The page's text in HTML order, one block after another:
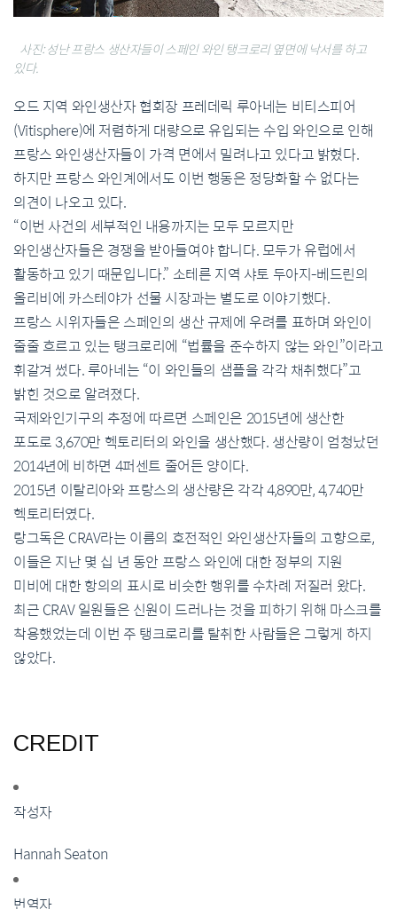
사진: 성난 프랑스 생산자들이 스페인 와인 탱크로리 옆면에 낙서를 하고
있다.
오드 지역 와인생산자 협회장 프레데릭 루아네는 비티스피어
(Vitisphere)에 저렴하게 대량으로 유입되는 수입 와인으로 인해
프랑스 와인생산자들이 가격 면에서 밀려나고 있다고 밝혔다.
하지만 프랑스 와인계에서도 이번 행동은 정당화할 수 없다는
의견이 나오고 있다.
“이번 사건의 세부적인 내용까지는 모두 모르지만
와인생산자들은 경쟁을 받아들여야 합니다. 모두가 유럽에서
활동하고 있기 때문입니다.” 소테른 지역 샤토 두아지-베드린의
올리비에 카스테야가 선물 시장과는 별도로 이야기했다.
프랑스 시위자들은 스페인의 생산 규제에 우려를 표하며 와인이
줄줄 흐르고 있는 탱크로리에 “법률을 준수하지 않는 와인”이라고
휘갈겨 썼다. 루아네는 “이 와인들의 샘플을 각각 채취했다”고
밝힌 것으로 알려졌다.
국제와인기구의 추정에 따르면 스페인은 2015년에 생산한
포도로 3,670만 헥토리터의 와인을 생산했다. 생산량이 엄청났던
2014년에 비하면 4퍼센트 줄어든 양이다.
2015년 이탈리아와 프랑스의 생산량은 각각 4,890만, 4,740만
헥토리터였다.
랑그독은 CRAV라는 이름의 호전적인 와인생산자들의 고향으로,
이들은 지난 몇 십 년 동안 프랑스 와인에 대한 정부의 지원
미비에 대한 항의의 표시로 비슷한 행위를 수차례 저질러 왔다.
최근 CRAV 일원들은 신원이 드러나는 것을 피하기 위해 마스크를
착용했었는데 이번 주 탱크로리를 탈취한 사람들은 그렇게 하지
않았다.
CREDIT
작성자
Hannah Seaton
번역자